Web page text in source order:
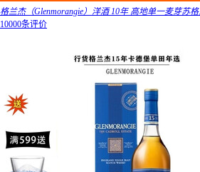
格兰杰（Glenmorangie）洋酒 10年 高地单一麦芽苏
10000条评价